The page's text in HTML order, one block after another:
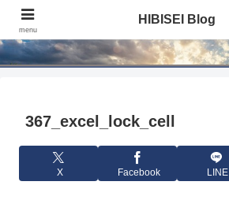
HIBISEI Blog
367_excel_lock_cell
X Facebook LINE
menu
HIBISEI Blog